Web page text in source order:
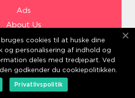
Ads
About Us
Cookies
Contact
Sitemap
cookies til at huske dine
og personalisering af indhold og
deles med tredjepart. Ved
godkender du cookiepolitikken.
Privatlivspolitik